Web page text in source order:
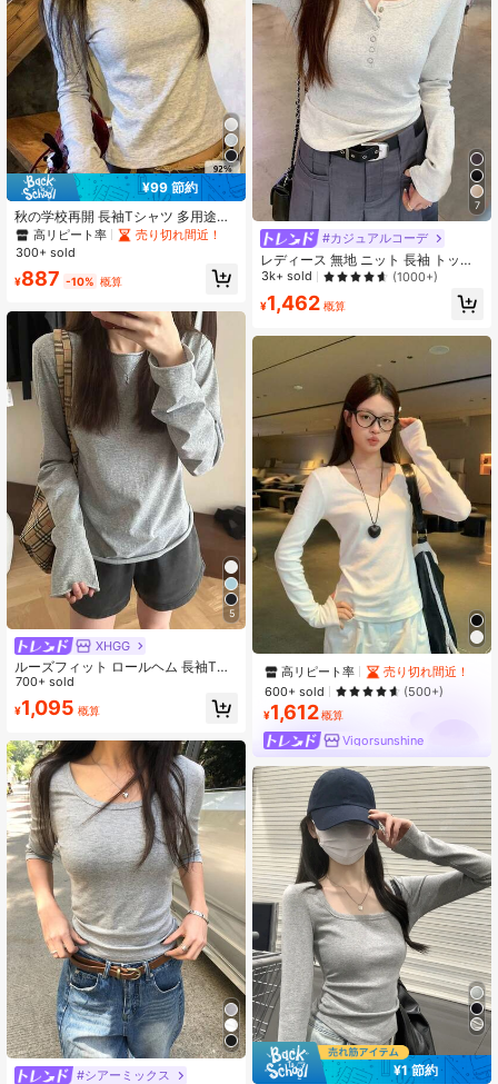
¥99 節約
秋の学校再開 長袖Tシャツ 多用途
秋/冬 ヘザーグレー トップス レディ
ース スリム 無地 インナーベース カ
高リピート率
売り切れ間近！
300+ sold
¥887 -10% 概算
5
XHGG
ルーズフィット ロールヘム 長袖Tシ
ャツ、薄手生地、スリムフィット、
レイヤリングトップス スプリング
700+ sold
¥1,095 概算
#シアーミックス
7
#カジュアルコーデ
レディース 無地 ニット 長袖 トップ
ス Tシャツ 秋カジュアル 春
3k+ sold (1000+)
¥1,462 概算
高リピート率
売り切れ間近！
600+ sold
(500+)
¥1,612 概算
Vigorsunshine
¥1 節約